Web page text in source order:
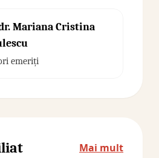
Mariana Cristina
emeriți
Mai mult